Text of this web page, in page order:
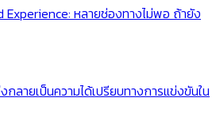
หลายช่องทางไม่พอ ถ้ายัง
ลายเป็นความได้เปรียบทางการแข่งขันใน